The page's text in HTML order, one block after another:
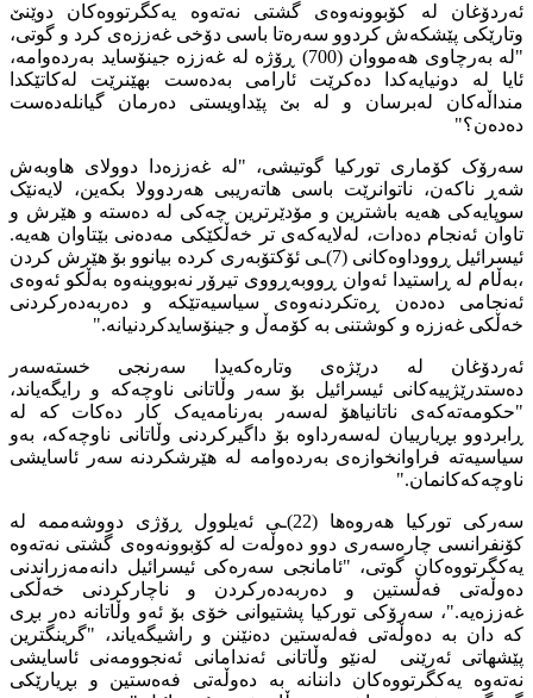
ئەردۆغان لە کۆبوونەوەی گشتی نەتەوە یەکگرتووەکان دوێنێ
وتارێکی پێشکەش کردوو سەرەتا باسی دۆخی غەززەی کرد و گوتی،
"لە بەرچاوی هەمووان (700) ڕۆژە لە غەززە جینۆساید بەردەوامە،
ئایا لە دونیایەکدا دەکرێت ئارامی بەدەست بهێنرێت لەکاتێکدا
منداڵەکان لەبرسان و لە بێ پێداویستی دەرمان گیانلەدەست
دەدەن؟"
سەرۆک کۆماری تورکیا گوتیشی، "لە غەززەدا دوولای هاوبەش
شەڕ ناکەن، ناتوانرێت باسی هاتەریبی هەردوولا بکەین، لایەنێک
سوپایەکی هەیە باشترین و مۆدێرترین چەکی لە دەستە و هێرش و
تاوان ئەنجام دەدات، لەلایەکەی تر خەڵکێکی مەدەنی بێتاوان هەیە.
ئیسرائیل ڕووداوەکانی (7)ـی ئۆکتۆبەری کردە بیانوو بۆ هێرش کردن
،بەڵام لە ڕاستیدا ئەوان ڕووبەڕووی تیرۆر نەبووینەوە بەڵکو ئەوەی
ئەنجامی دەدەن ڕەتکردنەوەی سیاسیەتێکە و دەربەدەرکردنی
خەڵکی غەززە و کوشتنی بە کۆمەڵ و جینۆسایدکردنیانە."
ئەردۆغان لە درێژەی وتارەکەیدا سەرنجی خستەسەر
دەستدرێژییەکانی ئیسرائیل بۆ سەر وڵاتانی ناوچەکە و رایگەیاند،
"حکومەتەکەی ناتانیاهۆ لەسەر بەرنامەیەک کار دەکات کە لە
ڕابردوو بڕیارییان لەسەرداوە بۆ داگیرکردنی وڵاتانی ناوچەکە، بەو
سیاسیەتە فراوانخوازەی بەردەوامە لە هێرشکردنە سەر ئاسایشی
ناوچەکەکانمان."
سەرکی تورکیا هەروەها (22)ـی ئەیلوول ڕۆژی دووشەممە لە
کۆنفرانسی چارەسەری دوو دەوڵەت لە کۆبوونەوەی گشتی نەتەوە
یەکگرتووەکان گوتی، "ئامانجی سەرەکی ئیسرائیل دانەمەزراندنی
دەوڵەتی فەڵستین و دەربەدەرکردن و ناچارکردنی خەڵکی
غەززەیە."، سەرۆکی تورکیا پشتیوانی خۆی بۆ ئەو وڵاتانە دەر بڕی
کە دان بە دەوڵەتی فەلەستین دەنێنن و راشیگەیاند، "گرینگترین
پێشهاتی ئەرێنی لەنێو وڵاتانی ئەندامانی ئەنجوومەنی ئاسایشی
نەتەوە یەکگرتووەکان داننانە بە دەوڵەتی فەەستین و بڕیارێکی